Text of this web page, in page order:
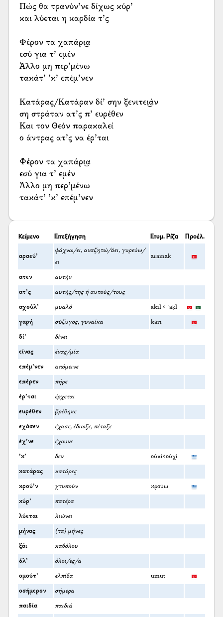
Πώς θα τρανύν’νε δίχως κύρ’
και λύεται η καρδία τ’ς
Φέρον τα χαπάρι͜α
εσύ για τ’ εμέν
Άλλο μη περ’μένω
τακάτ’ ’κ’ επέμ’νεν
Κατάρας/Κατάραν δί’ σην ξενιτει͜άν
ση στράταν ατ’ς π’ ευρέθεν
Και τον Θεόν παρακαλεί
ο άντρας ατ’ς να έρ’ται
Φέρον τα χαπάρι͜α
εσύ για τ’ εμέν
Άλλο μη περ’μένω
τακάτ’ ’κ’ επέμ’νεν
Κείμενο Επεξήγηση Ετυμ. Ρίζα Προέλ.
αραεύ’
ψάχνω/ει, αναζητώ/άει, γυρεύω/
ει
aramak
ατεν αυτήν
ατ’ς αυτής/της ή αυτούς/τους
αχούλ’ μυαλό akıl < ʿaḳl
γαρή σύζυγος, γυναίκα karı
δί’ δίνει
είνας ένας/μία
επέμ’νεν απόμεινε
επέρεν πήρε
έρ’ται έρχεται
ευρέθεν βρέθηκε
εχάσεν έχασε, έδιωξε, πέταξε
έχ’νε έχουνε
’κ’ δεν οὐκί<οὐχί
κατάρας κατάρες
κρού’ν χτυπούν κρούω
κύρ’ πατέρα
λύεται λιώνει
μήνας (τα) μήνες
ξάι καθόλου
όλ’ όλοι/ες/α
ομούτ’ ελπίδα umut
οσήμερον σήμερα
παιδία παιδιά